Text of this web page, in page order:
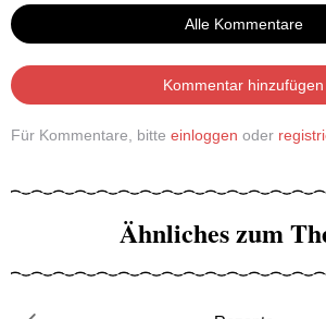
Alle Kommentare
Kommentar hinzufügen
Für Kommentare, bitte einloggen oder
Ähnliches zum